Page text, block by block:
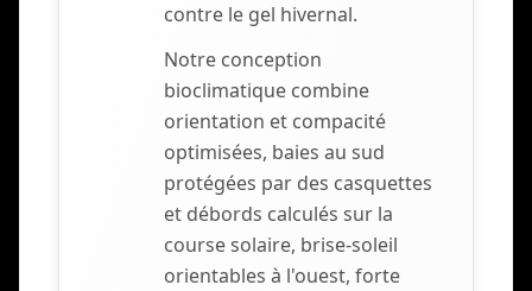
contre le gel hivernal.
Notre conception
bioclimatique combine
orientation et compacité
optimisées, baies au sud
protégées par des casquettes
et débords calculés sur la
course solaire, brise-soleil
orientables à l'ouest, forte